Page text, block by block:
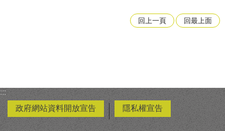
回上一頁 回最上面
:::
政府網站資料開放宣告
隱私權宣告